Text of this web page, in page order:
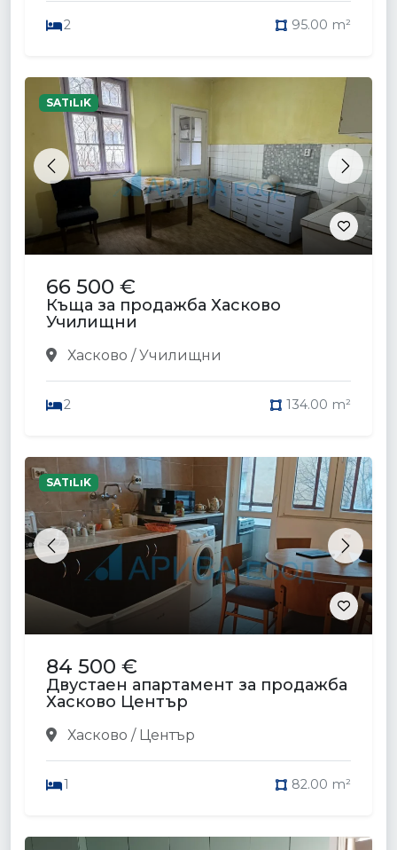
2 95.00 m²
Previous Next
SATıLıK
66 500 €
Къща за продажба Хасково
Училищни
Хасково / Училищни
2 134.00 m²
Previous Next
SATıLıK
84 500 €
Двустаен апартамент за продажба
Хасково Център
Хасково / Център
1 82.00 m²